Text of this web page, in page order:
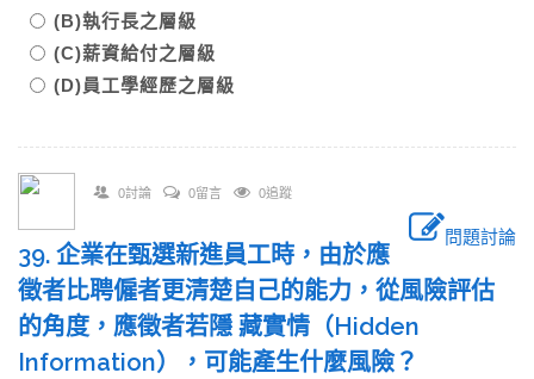
(B)執行長之層級
(C)薪資給付之層級
(D)員工學經歷之層級
0討論 0留言 0追蹤
問題討論
39. 企業在甄選新進員工時，由於應
徵者比聘僱者更清楚自己的能力，從風險評估
的角度，應徵者若隱 藏實情（Hidden
Information），可能產生什麼風險？